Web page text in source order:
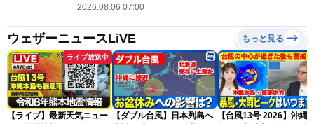
2026.08.06 07:00
ウェザーニュースLiVE もっと見る
ライブ放送中
【ライブ】最新天気ニュー
【ダブル台風】日本列島へ
【台風13号 2026】沖縄